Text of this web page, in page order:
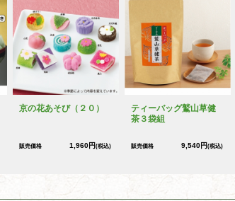
京の花あそび（２０）
販売価格 1,960円(税込)
ティーバッグ鷲山草健
茶３袋組
販売価格 9,540円(税込)